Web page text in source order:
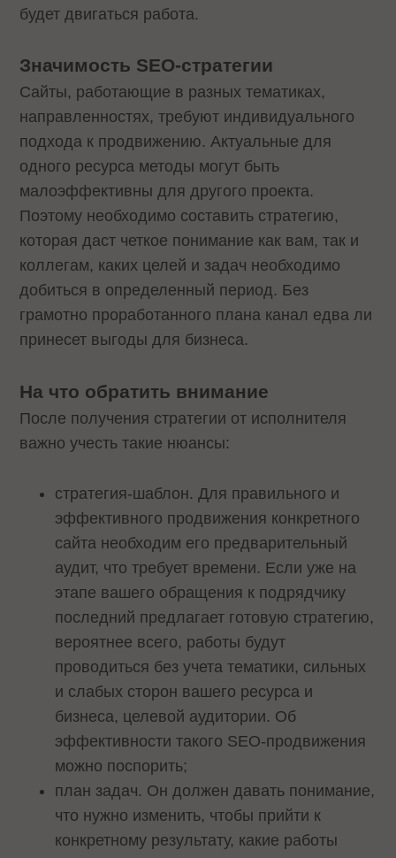
будет двигаться работа.
Значимость SEO-стратегии
Сайты, работающие в разных тематиках,
направленностях, требуют индивидуального
подхода к продвижению. Актуальные для
одного ресурса методы могут быть
малоэффективны для другого проекта.
Поэтому необходимо составить стратегию,
которая даст четкое понимание как вам, так и
коллегам, каких целей и задач необходимо
добиться в определенный период. Без
грамотно проработанного плана канал едва ли
принесет выгоды для бизнеса.
На что обратить внимание
После получения стратегии от исполнителя
важно учесть такие нюансы:
стратегия-шаблон. Для правильного и
эффективного продвижения конкретного
сайта необходим его предварительный
аудит, что требует времени. Если уже на
этапе вашего обращения к подрядчику
последний предлагает готовую стратегию,
вероятнее всего, работы будут
проводиться без учета тематики, сильных
и слабых сторон вашего ресурса и
бизнеса, целевой аудитории. Об
эффективности такого SEO-продвижения
можно поспорить;
план задач. Он должен давать понимание,
что нужно изменить, чтобы прийти к
конкретному результату, какие работы